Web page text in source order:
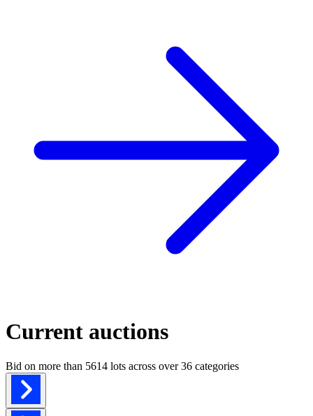
Current auctions
Bid on more than 5614 lots across over36 categories